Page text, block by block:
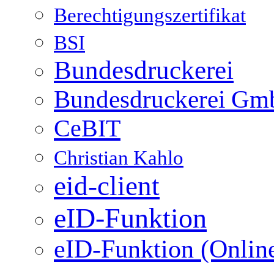
Berechtigungszertifikat
BSI
Bundesdruckerei
Bundesdruckerei
CeBIT
Christian Kahlo
eid-client
eID-Funktion
eID-Funktion